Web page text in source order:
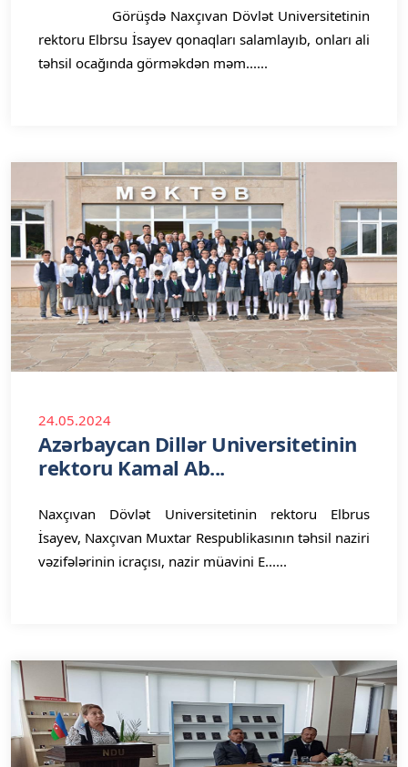
Görüşdə Naxçıvan Dövlət Universitetinin
rektoru Elbrsu İsayev qonaqları salamlayıb, onları ali
təhsil ocağında görməkdən məm......
24.05.2024
Azərbaycan Dillər Universitetinin
rektoru Kamal Ab...
Naxçıvan Dövlət Universitetinin rektoru Elbrus
İsayev, Naxçıvan Muxtar Respublikasının təhsil naziri
vəzifələrinin icraçısı, nazir müavini E......